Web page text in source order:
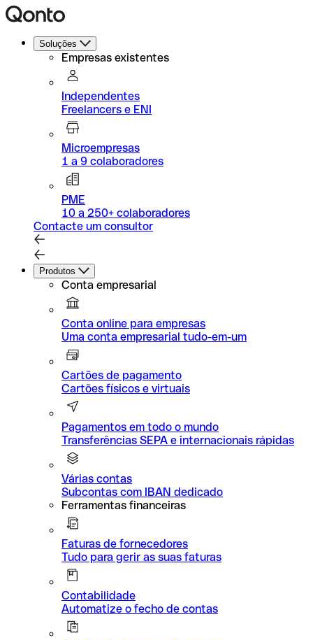
Soluções
Empresas existentes
Independentes
Freelancers e ENI
Microempresas
1 a 9 colaboradores
PME
10 a 250+ colaboradores
Contacte um consultor
Produtos
Conta empresarial
Conta online para empresas
Uma conta empresarial tudo-em-um
Cartões de pagamento
Cartões físicos e virtuais
Pagamentos em todo o mundo
Transferências SEPA e internacionais rápidas
Várias contas
Subcontas com IBAN dedicado
Ferramentas financeiras
Faturas de fornecedores
Tudo para gerir as suas faturas
Contabilidade
Automatize o fecho de contas